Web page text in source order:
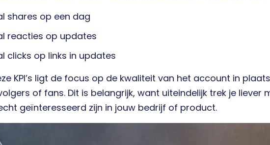
shares op een dag
reacties op updates
clicks op links in updates
KPI’s ligt de focus op de kwaliteit van het account in
of fans. Dit is belangrijk, want uiteindelijk trek je liever
geïnteresseerd zijn in jouw bedrijf of product.